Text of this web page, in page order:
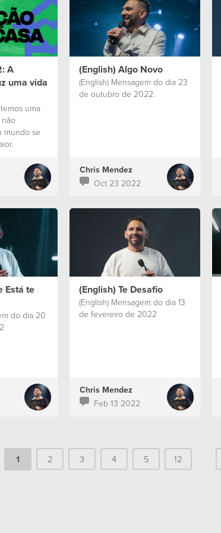
al sembrar,
semilla
impactadas
para la
frutos puedan alcanzar a
generaciones futuras”.
A
uma vida
uma
mundo se
(English) Algo Novo
(English) Mensagem do dia 23
de outubro de 2022.
Chris Mendez
Oct 23 2022
Está te
do dia 20
(English) Te Desafio
(English) Mensagem do dia 13
de fevereiro de 2022
Chris Mendez
Feb 13 2022
1 2 3 4 5 12